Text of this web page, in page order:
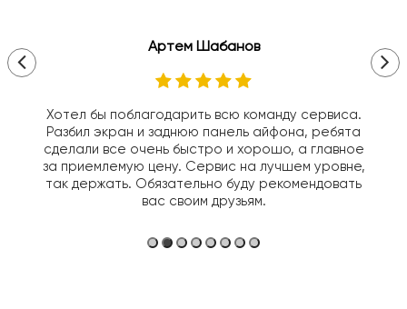
Артем Шабанов
Хотел бы поблагодарить всю команду сервиса.
Разбил экран и заднюю панель айфона, ребята
сделали все очень быстро и хорошо, а главное
за приемлемую цену. Сервис на лучшем уровне,
так держать. Обязательно буду рекомендовать
вас своим друзьям.